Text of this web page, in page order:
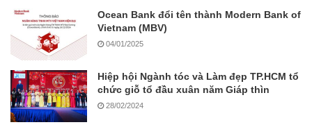
Ocean Bank đổi tên thành Modern Bank of
Vietnam (MBV)
04/01/2025
Hiệp hội Ngành tóc và Làm đẹp TP.HCM tổ
chức giỗ tổ đầu xuân năm Giáp thìn
28/02/2024